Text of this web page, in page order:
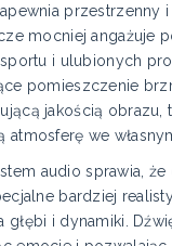
przestrzenny
mocniej angażuje
i ulubionych
pomieszczenie
jakością obrazu,
atmosferę we
audio sprawia, że
bardziej
głębi i dynamiki.